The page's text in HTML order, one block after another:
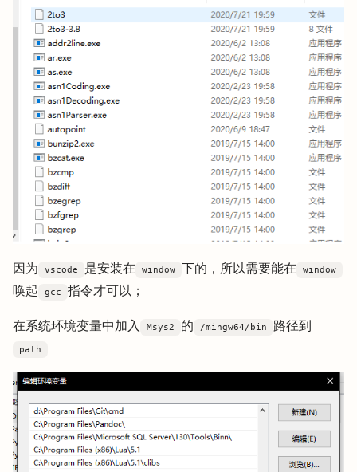
因为 vscode 是安装在 window 下的，所以需要能在 window
唤起 gcc 指令才可以；
在系统环境变量中加入 Msys2 的 /mingw64/bin 路径到
path